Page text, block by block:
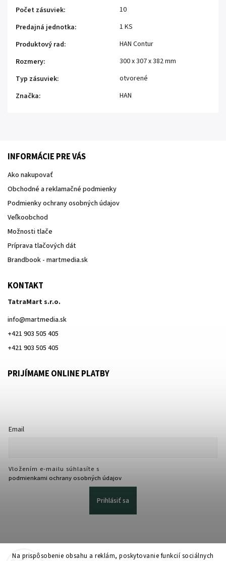
Na prispôsobenie obsahu a reklám, poskytovanie funkcií sociálnych
Počet zásuviek:
10
Predajná jednotka:
1 KS
Produktový rad:
HAN Contur
Rozmery:
300 x 307 x 382 mm
Typ zásuviek:
otvorené
Značka: HAN
INFORMÁCIE PRE VÁS
Ako nakupovať
Obchodné a reklamačné podmienky
Podmienky ochrany osobných údajov
Veľkoobchod
Možnosti tlače
Príprava tlačových dát
Brandbook - martmedia.sk
KONTAKT
TatraMart s.r.o.
info@martmedia.sk
+421 903 505 405
+421 903 505 405
PRIJÍMAME ONLINE PLATBY
Email
Vložením e-mailu súhlasíte s
podmienkami ochrany osobných údajov
Prihlásiť sa